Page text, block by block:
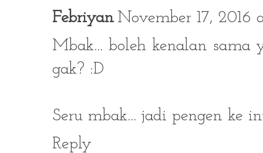
Febriyan November 17, 2016
Mbak... boleh kenalan sama
gak? :D
Seru mbak... jadi pengen ke
Reply